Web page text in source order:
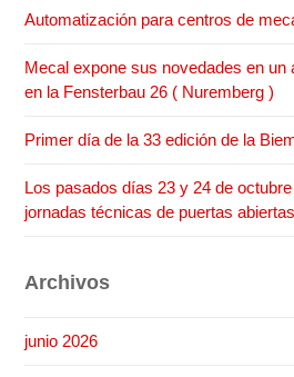
Automatización para centros de
Mecal expone sus novedades en un
en la Fensterbau 26 ( Nuremberg )
Primer día de la 33 edición de la
Los pasados días 23 y 24 de
jornadas técnicas de puertas
Archivos
junio 2026